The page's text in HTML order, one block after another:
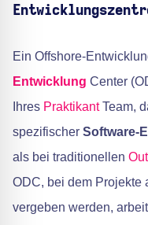
Ein Offshore-
Entwicklung Center
Ihres PraktikantTeam,
spezifischer Software-
als bei traditionellen
ODC, bei dem Projekte
vergeben werden,